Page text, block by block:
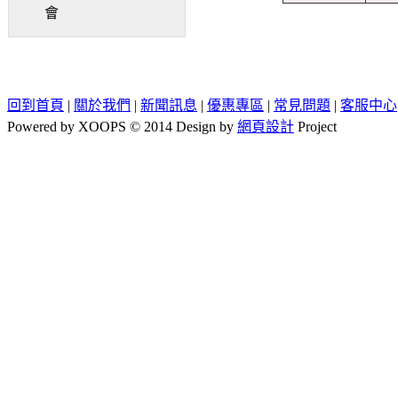
會
回到首頁 | 關於我們 | 新聞訊息 | 優惠專區 | 常見問題 | 客服中心
Powered by XOOPS © 2014 Design by 網頁設計 Project